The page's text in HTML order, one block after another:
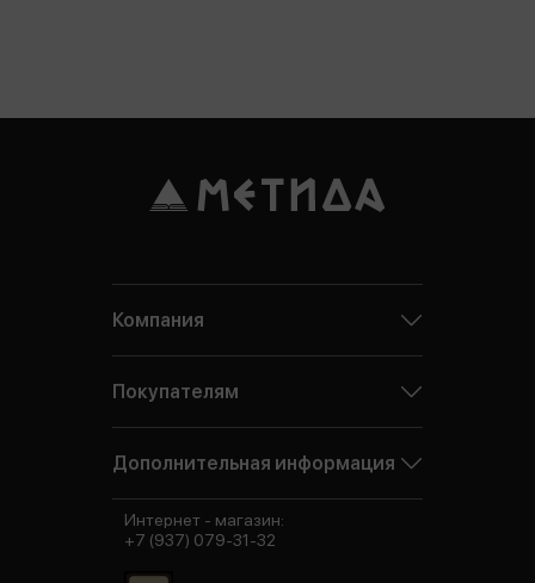
Компания
Покупателям
Дополнительная информация
Интернет - магазин:
+7 (937) 079-31-32